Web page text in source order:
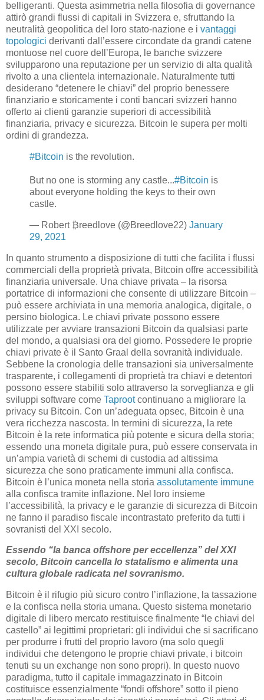
belligeranti. Questa asimmetria nella filosofia di governance
attirò grandi flussi di capitali in Svizzera e, sfruttando la
neutralità geopolitica del loro stato-nazione e i vantaggi
topologici derivanti dall’essere circondate da grandi catene
montuose nel cuore dell’Europa, le banche svizzere
svilupparono una reputazione per un servizio di alta qualità
rivolto a una clientela internazionale. Naturalmente tutti
desiderano “detenere le chiavi” del proprio benessere
finanziario e storicamente i conti bancari svizzeri hanno
offerto ai clienti garanzie superiori di accessibilità
finanziaria, privacy e sicurezza. Bitcoin le supera per molti
ordini di grandezza.
#Bitcoin is the revolution.
But no one is storming any castle...#Bitcoin is
about everyone holding the keys to their own
castle.
— Robert ₿reedlove (@Breedlove22) January
29, 2021
In quanto strumento a disposizione di tutti che facilita i flussi
commerciali della proprietà privata, Bitcoin offre accessibilità
finanziaria universale. Una chiave privata – la risorsa
portatrice di informazioni che consente di utilizzare Bitcoin –
può essere archiviata in una memoria analogica, digitale, o
persino biologica. Le chiavi private possono essere
utilizzate per avviare transazioni Bitcoin da qualsiasi parte
del mondo, a qualsiasi ora del giorno. Possedere le proprie
chiavi private è il Santo Graal della sovranità individuale.
Sebbene la cronologia delle transazioni sia universalmente
trasparente, i collegamenti di proprietà tra chiavi e detentori
possono essere stabiliti solo attraverso la sorveglianza e gli
sviluppi software come Taprootcontinuano a migliorare la
privacy su Bitcoin. Con un’adeguata opsec, Bitcoin è una
vera ricchezza nascosta. In termini di sicurezza, la rete
Bitcoin è la rete informatica più potente e sicura della storia;
essendo una moneta digitale pura, può essere conservata in
un’ampia varietà di schemi di custodia ad altissima
sicurezza che sono praticamente immuni alla confisca.
Bitcoin è l’unica moneta nella storia assolutamente immune
alla confisca tramite inflazione. Nel loro insieme
l’accessibilità, la privacy e le garanzie di sicurezza di Bitcoin
ne fanno il paradiso fiscale incontrastato preferito da tutti i
sovranisti del XXI secolo.
Essendo “la banca offshore per eccellenza” del XXI
secolo, Bitcoin cancella lo statalismo e alimenta una
cultura globale radicata nel sovranismo.
Bitcoin è il rifugio più sicuro contro l’inflazione, la tassazione
e la confisca nella storia umana. Questo sistema monetario
digitale di libero mercato restituisce finalmente “le chiavi del
castello” ai legittimi proprietari: gli individui che si sacrificano
per produrre i frutti del proprio lavoro (ma solo quegli
individui che detengono le proprie chiavi private, i bitcoin
tenuti su un exchange non sono propri). In questo nuovo
paradigma, tutto il capitale immagazzinato in Bitcoin
costituisce essenzialmente “fondi offshore” sotto il pieno